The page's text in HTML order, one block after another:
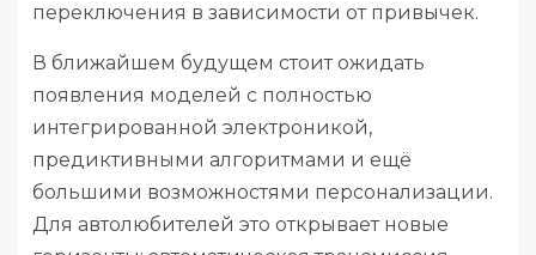
переключения в зависимости от привычек.
В ближайшем будущем стоит ожидать
появления моделей с полностью
интегрированной электроникой,
предиктивными алгоритмами и ещё
большими возможностями персонализации.
Для автолюбителей это открывает новые